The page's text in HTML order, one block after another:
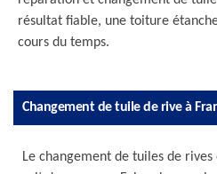
résultat fiable, une toiture
cours du temps.
Changement de tuile de rive à
Le changement de tuiles de